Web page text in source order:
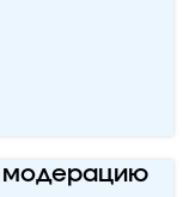
модерацию